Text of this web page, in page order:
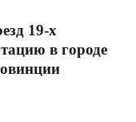
19-х
в городе